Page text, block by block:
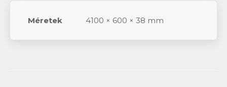
Méretek 4100 × 600 × 38 mm